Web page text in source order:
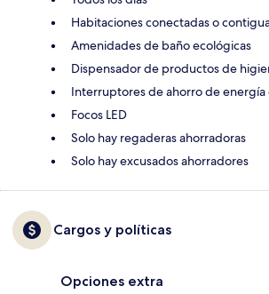
Habitaciones conectadas o
Amenidades de baño ecológicas
Dispensador de productos de
Interruptores de ahorro de energía
Focos LED
Solo hay regaderas ahorradoras
Solo hay excusados ahorradores
Cargos y políticas
Opciones extra